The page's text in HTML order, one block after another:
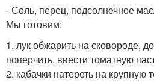
- Соль, перец, подсолнечное
Мы готовим:
1. лук обжарить на сковороде,
поперчить, ввести томатную
2. кабачки натереть на крупную